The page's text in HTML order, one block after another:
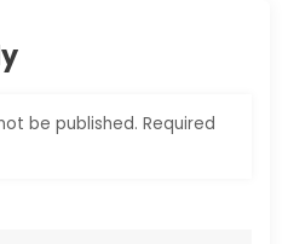
be published. Required